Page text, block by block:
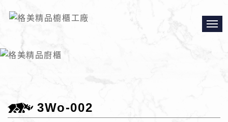
3Wo-002